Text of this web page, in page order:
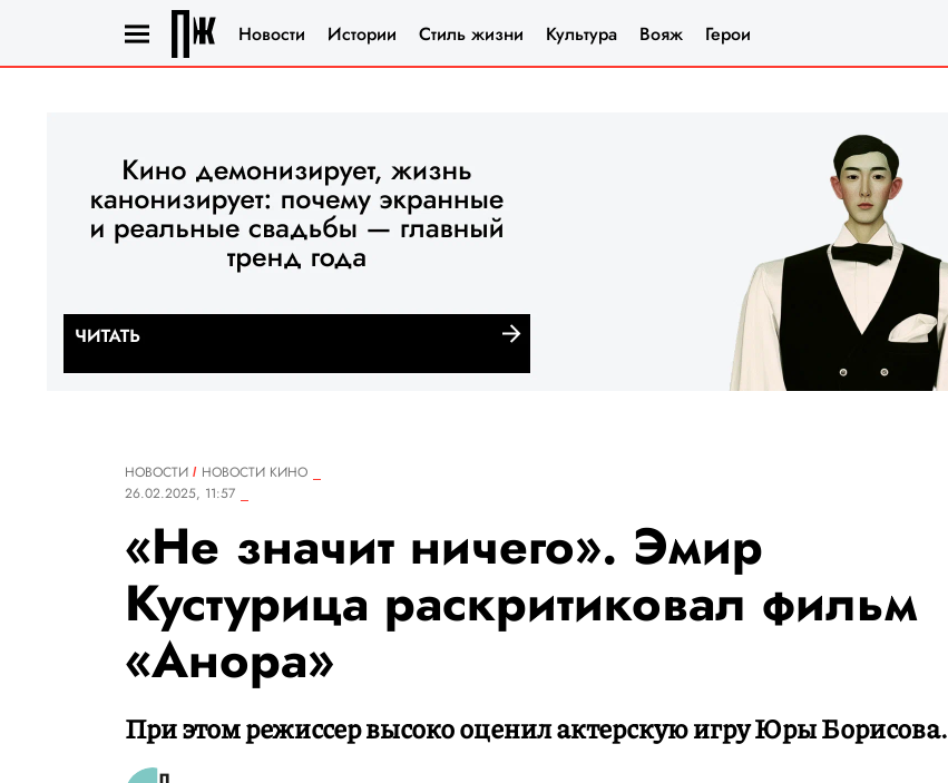
Новости Истории Стиль жизни Культура Вояж Герои
НОВОСТИ
НОВОСТИ КИНО
26.02.2025, 11:57
«Не значит ничего». Эмир
Кустурица раскритиковал фильм
«Анора»
При этом режиссер высоко оценил актерскую игру Юры Борисова.